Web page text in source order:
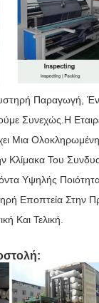
Παραγωγή,
Συνεχώς.Η
Μια
Κλίμακα Του
Υψηλής
Εποπτεία Στην
Και Τελική.